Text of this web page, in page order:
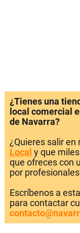
¿Tienes una
local comercial
de Navarra?
¿Quieres salir en
Local y que
que ofreces con
por
Escríbenos a
para contactar